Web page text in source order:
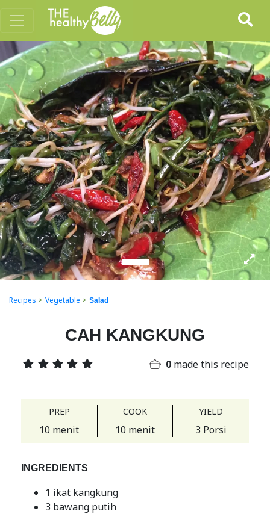
Previous Next
Recipes > Vegetable > Salad
CAH KANGKUNG
0 made this recipe
PREP
10 menit
COOK
10 menit
YIELD
3 Porsi
INGREDIENTS
1 ikat kangkung
3 bawang putih